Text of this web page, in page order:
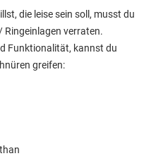
die leise sein soll, musst du
Ringeinlagen verraten.
Funktionalität, kannst du
greifen: